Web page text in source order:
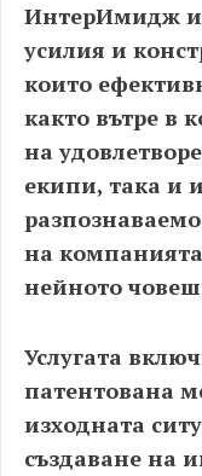
ИнтерИмидж и
усилия и
които
както вътре в
на
екипи, така и
на
нейното
Услугата
патентована
изходната
създаване на